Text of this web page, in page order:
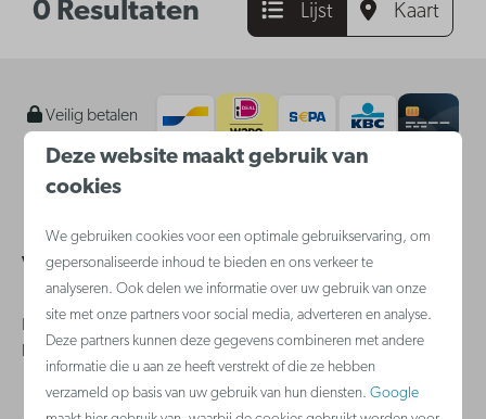
0 Resultaten Lijst Kaart
Veilig betalen
Veelgestelde vragen
Heb je een vraag? Bezoek dan zeker onze klantenservice
hopelijk snel een antwoord vindt.
Deze website maakt gebruik van
cookies
We gebruiken cookies voor een optimale gebruikservaring, om
gepersonaliseerde inhoud te bieden en ons verkeer te
analyseren. Ook delen we informatie over uw gebruik van onze
site met onze partners voor social media, adverteren en analyse.
Deze partners kunnen deze gegevens combineren met andere
informatie die u aan ze heeft verstrekt of die ze hebben
verzameld op basis van uw gebruik van hun diensten.Google